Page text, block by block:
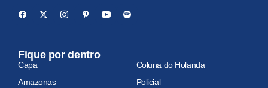
Fique por dentro
Capa
Coluna do Holanda
Amazonas
Policial